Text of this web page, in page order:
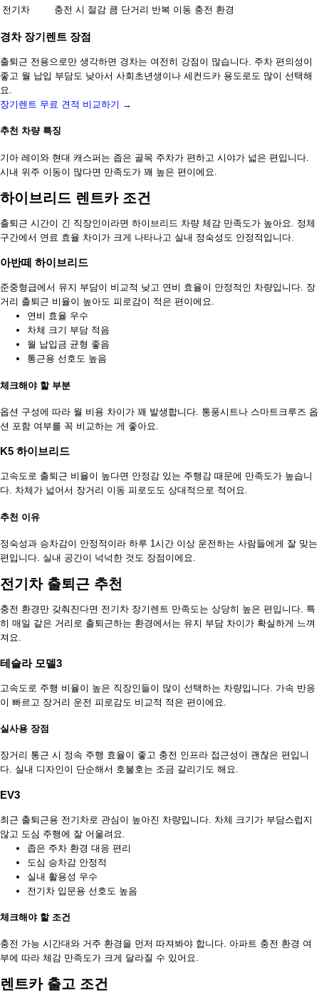
전기차
충전 시 절감 큼 단거리 반복 이동 충전 환경
경차 장기렌트 장점
출퇴근 전용으로만 생각하면 경차는 여전히 강점이 많습니다. 주차 편의성이
좋고 월 납입 부담도 낮아서 사회초년생이나 세컨드카 용도로도 많이 선택해
요.
장기렌트 무료 견적 비교하기 →
추천 차량 특징
기아 레이와 현대 캐스퍼는 좁은 골목 주차가 편하고 시야가 넓은 편입니다.
시내 위주 이동이 많다면 만족도가 꽤 높은 편이에요.
하이브리드 렌트카 조건
출퇴근 시간이 긴 직장인이라면 하이브리드 차량 체감 만족도가 높아요. 정체
구간에서 연료 효율 차이가 크게 나타나고 실내 정숙성도 안정적입니다.
아반떼 하이브리드
준중형급에서 유지 부담이 비교적 낮고 연비 효율이 안정적인 차량입니다. 장
거리 출퇴근 비율이 높아도 피로감이 적은 편이에요.
연비 효율 우수
차체 크기 부담 적음
월 납입금 균형 좋음
통근용 선호도 높음
체크해야 할 부분
옵션 구성에 따라 월 비용 차이가 꽤 발생합니다. 통풍시트나 스마트크루즈 옵
션 포함 여부를 꼭 비교하는 게 좋아요.
K5 하이브리드
고속도로 출퇴근 비율이 높다면 안정감 있는 주행감 때문에 만족도가 높습니
다. 차체가 넓어서 장거리 이동 피로도도 상대적으로 적어요.
추천 이유
정숙성과 승차감이 안정적이라 하루 1시간 이상 운전하는 사람들에게 잘 맞는
편입니다. 실내 공간이 넉넉한 것도 장점이에요.
전기차 출퇴근 추천
충전 환경만 갖춰진다면 전기차 장기렌트 만족도는 상당히 높은 편입니다. 특
히 매일 같은 거리로 출퇴근하는 환경에서는 유지 부담 차이가 확실하게 느껴
져요.
테슬라 모델3
고속도로 주행 비율이 높은 직장인들이 많이 선택하는 차량입니다. 가속 반응
이 빠르고 장거리 운전 피로감도 비교적 적은 편이에요.
실사용 장점
장거리 통근 시 정속 주행 효율이 좋고 충전 인프라 접근성이 괜찮은 편입니
다. 실내 디자인이 단순해서 호불호는 조금 갈리기도 해요.
EV3
최근 출퇴근용 전기차로 관심이 높아진 차량입니다. 차체 크기가 부담스럽지
않고 도심 주행에 잘 어울려요.
좁은 주차 환경 대응 편리
도심 승차감 안정적
실내 활용성 우수
전기차 입문용 선호도 높음
체크해야 할 조건
충전 가능 시간대와 거주 환경을 먼저 따져봐야 합니다. 아파트 충전 환경 여
부에 따라 체감 만족도가 크게 달라질 수 있어요.
렌트카 출고 조건